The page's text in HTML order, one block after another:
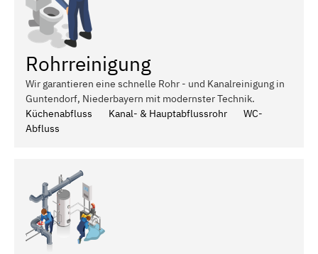
Rohrreinigung
Wir garantieren eine schnelle Rohr - und Kanalreinigung in
Guntendorf, Niederbayern mit modernster Technik.
Küchenabfluss
Kanal- & Hauptabflussrohr
WC-
Abfluss